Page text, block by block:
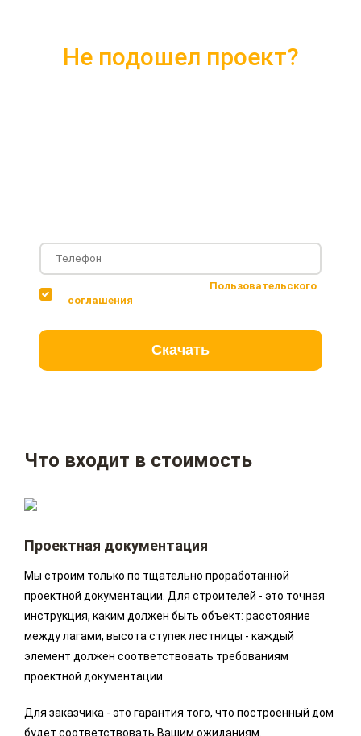
Не подошел проект?
Пользовательского
соглашения
Скачать
Что входит в стоимость
Проектная документация
Мы строим только по тщательно проработанной
проектной документации. Для строителей - это точная
инструкция, каким должен быть объект: расстояние
между лагами, высота ступек лестницы - каждый
элемент должен соответствовать требованиям
проектной документации.
Для заказчика - это гарантия того, что построенный дом
будет соответствовать Вашим ожиданиям.